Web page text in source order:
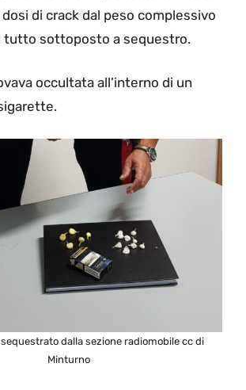
di crack dal peso complessivo
tutto sottoposto a sequestro.
occultata all’interno di un
dalla sezione radiomobile cc di
Minturno